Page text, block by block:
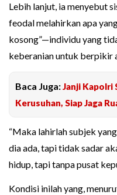
Lebih lanjut, ia menyebut
feodal melahirkan apa
kosong”—individu yang
keberanian untuk berpikir
Baca Juga:Janji Kapolri
Kerusuhan, Siap Jaga
“Maka lahirlah subjek
dia ada, tapi tidak sadar
hidup, tapi tanpa pusat
Kondisi inilah yang,